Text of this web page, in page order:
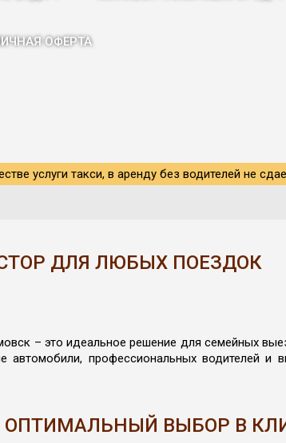
ОФЕРТА
услуги такси, в аренду без водителей не
ДЛЯ ЛЮБЫХ ПОЕЗДОК
– это идеальное решение для семейных
автомобили, профессиональных водителей
ВЫБОР В